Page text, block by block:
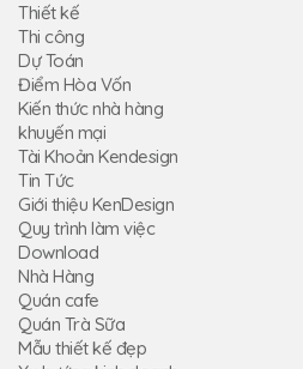
Thiết kế
Thi công
Dự Toán
Điểm Hòa Vốn
Kiến thức nhà hàng
khuyến mại
Tài Khoản Kendesign
Tin Tức
Giới thiệu KenDesign
Quy trình làm việc
Download
Nhà Hàng
Quán cafe
Quán Trà Sữa
Mẫu thiết kế đẹp